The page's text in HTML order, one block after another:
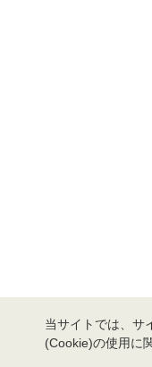
当サイトでは、サ
(Cookie)の使用に